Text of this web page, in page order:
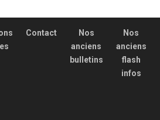
Contact
Nos
anciens
bulletins
Nos
anciens
flash
infos